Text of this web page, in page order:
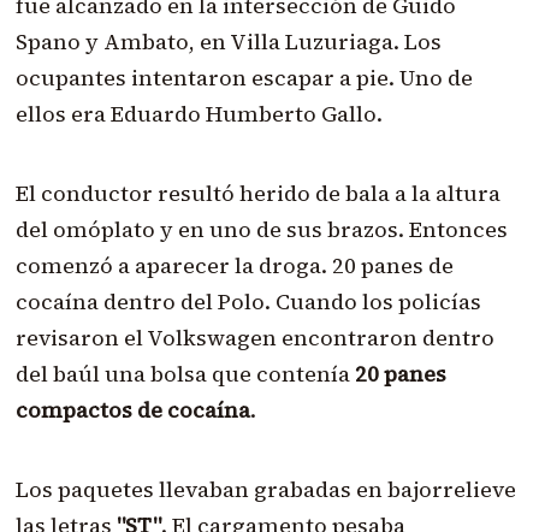
Spano y Ambato, en Villa Luzuriaga. Los
ocupantes intentaron escapar a pie. Uno de
ellos era Eduardo Humberto Gallo.
El conductor resultó herido de bala a la altura
del omóplato y en uno de sus brazos. Entonces
comenzó a aparecer la droga. 20 panes de
cocaína dentro del Polo. Cuando los policías
revisaron el Volkswagen encontraron dentro
del baúl una bolsa que contenía 20 panes
compactos de cocaína.
Los paquetes llevaban grabadas en bajorrelieve
las letras "ST". El cargamento pesaba